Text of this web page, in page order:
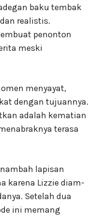
baku tembak
realistis.
penonton
meski
menyayat,
dengan tujuannya.
adalah kematian
terasa
lapisan
karena Lizzie diam-
Setelah dua
ini memang